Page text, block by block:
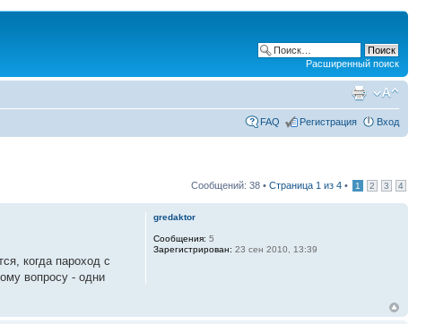
Расширенный поиск
FAQ Регистрация Вход
Сообщений: 38 • Страница 1 из 4 • 1 2 3 4
когда пароход с
вопросу - одни
gredaktor
Сообщения: 5
Зарегистрирован: 23 сен 2010, 13:39